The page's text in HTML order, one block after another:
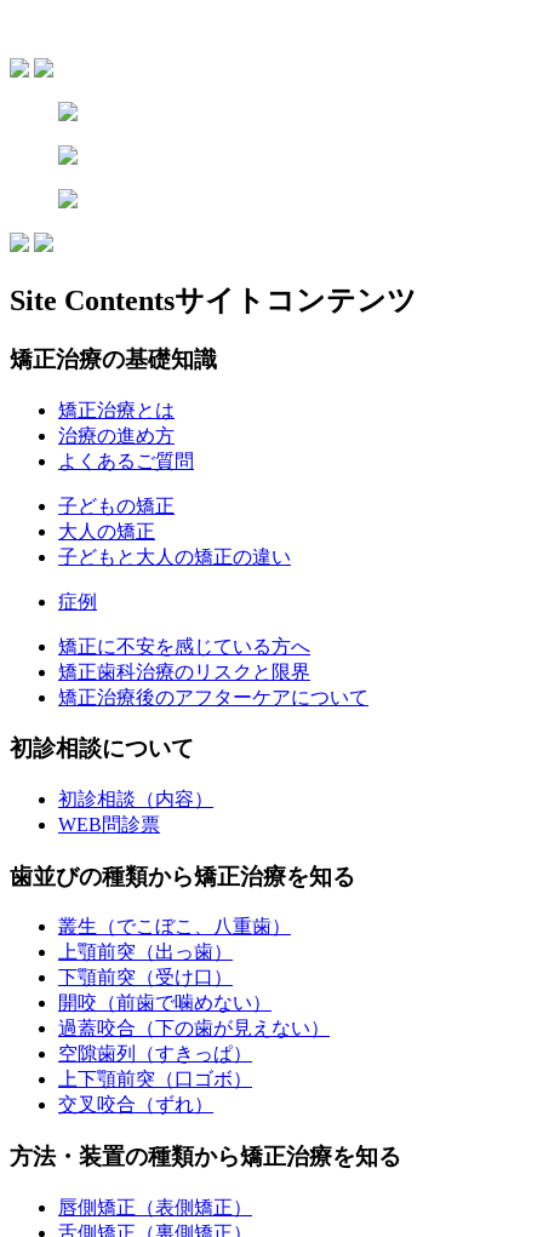
Site Contentsサイトコンテンツ
矯正治療の基礎知識
矯正治療とは
治療の進め方
よくあるご質問
子どもの矯正
大人の矯正
子どもと大人の矯正の違い
症例
矯正に不安を感じている方へ
矯正歯科治療のリスクと限界
矯正治療後のアフターケアについて
初診相談について
初診相談（内容）
WEB問診票
歯並びの種類から矯正治療を知る
叢生（でこぼこ、八重歯）
上顎前突（出っ歯）
下顎前突（受け口）
開咬（前歯で噛めない）
過蓋咬合（下の歯が見えない）
空隙歯列（すきっぱ）
上下顎前突（口ゴボ）
交叉咬合（ずれ）
方法・装置の種類から矯正治療を知る
唇側矯正（表側矯正）
舌側矯正（裏側矯正）